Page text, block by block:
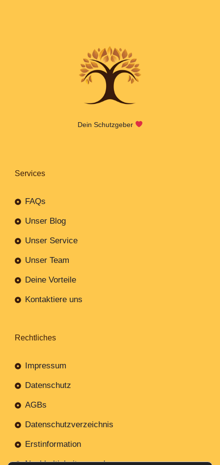
Dein Schutzgeber
Services
FAQs
Unser Blog
Unser Service
Unser Team
Deine Vorteile
Kontaktiere uns
Rechtliches
Impressum
Datenschutz
AGBs
Datenschutzverzeichnis
Erstinformation